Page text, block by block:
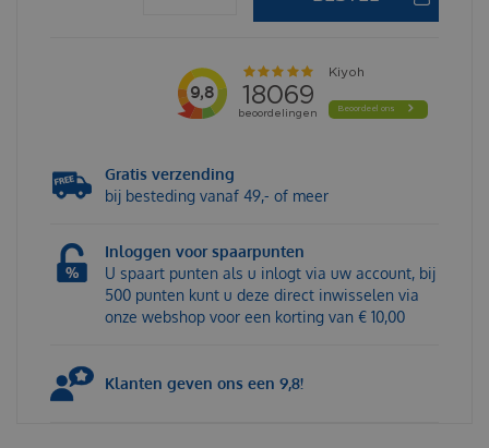
Gratis verzending
bij besteding vanaf 49,- of meer
Inloggen voor spaarpunten
U spaart punten als u inlogt via uw account, bij
500 punten kunt u deze direct inwisselen via
onze webshop voor een korting van € 10,00
Klanten geven ons een 9,8!